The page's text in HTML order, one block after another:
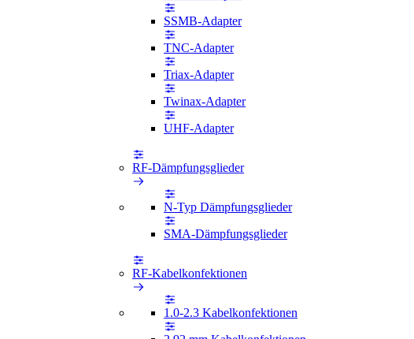
SSMB-Adapter
TNC-Adapter
Triax-Adapter
Twinax-Adapter
UHF-Adapter
RF-Dämpfungsglieder
N-Typ Dämpfungsglieder
SMA-Dämpfungsglieder
RF-Kabelkonfektionen
1.0-2.3 Kabelkonfektionen